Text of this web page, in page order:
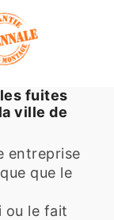
fuites
ville de
entreprise
que le
ou le fait